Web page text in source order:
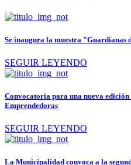
Se inaugura la muestra
SEGUIR LEYENDO
Convocatoria para una nueva
Emprendedoras
SEGUIR LEYENDO
La Municipalidad convoca a la